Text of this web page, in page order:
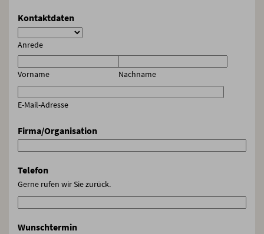
Kontaktdaten
Anrede
Vorname Nachname
E-Mail-Adresse
Firma/Organisation
Telefon
Gerne rufen wir Sie zurück.
Wunschtermin